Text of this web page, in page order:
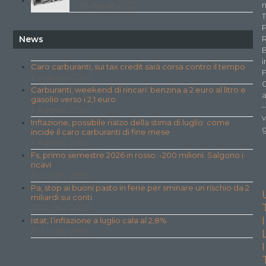
News
Caro carburanti, sui tax credit sarà corsa contro il tempo
Carburanti, weekend di rincari: benzina a 2 euro al litro e
gasolio verso i 2,1 euro
Inflazione, possibile rialzo della stima di luglio: come
incide il caro carburanti di fine mese
Fs, primo semestre 2026 in rosso: -200 milioni. Salgono i
ricavi
Pa, stop ai buoni pasto in ferie per sminare un rischio da 2
miliardi sui conti
Istat, l’inflazione a luglio cala al 2,8%
–
I
I